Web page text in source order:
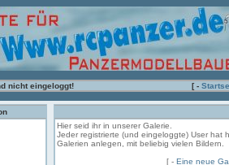
nicht eingeloggt! [ -
Hier seid ihr in unserer Galerie.
Jeder registrierte (und eingeloggte) User hat
Galerien anlegen, mit beliebig vielen Bildern.
[ - Eine neue